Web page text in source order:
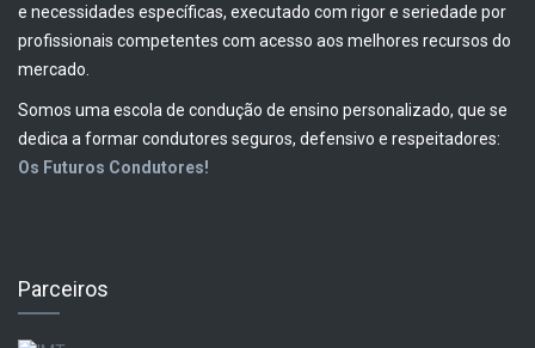
e necessidades específicas, executado com rigor e seriedade por
profissionais competentes com acesso aos melhores recursos do
mercado.
Somos uma escola de condução de ensino personalizado, que se
dedica a formar condutores seguros, defensivo e respeitadores:
Os Futuros Condutores!
Parceiros